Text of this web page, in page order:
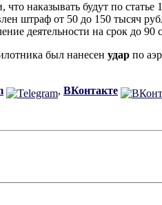
что наказывать будут по
штраф от 50 до 150 тысяч
деятельности на срок до 90
был нанесен удар по
, ВКонтакте